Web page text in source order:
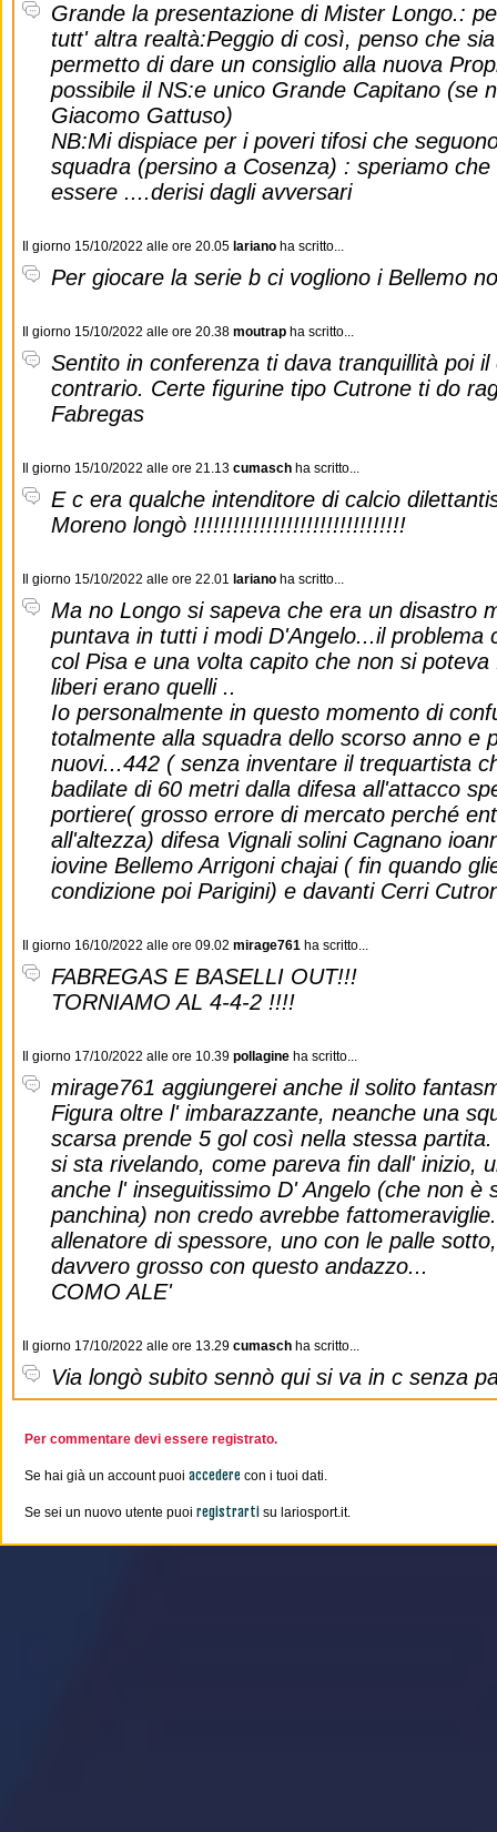
Grande la presentazione di Mister Longo.:
tutt' altra realtà:Peggio di così, penso che
permetto di dare un consiglio alla nuova
possibile il NS:e unico Grande Capitano (se
Giacomo Gattuso)
NB:Mi dispiace per i poveri tifosi che
squadra (persino a Cosenza) : speriamo
essere ....derisi dagli avversari
Il giorno 15/10/2022 alle ore 20.05 lariano ha scritto...
Per giocare la serie b ci vogliono i Bellemo
Il giorno 15/10/2022 alle ore 20.38 moutrap ha scritto...
Sentito in conferenza ti dava tranquillità poi
contrario. Certe figurine tipo Cutrone ti do
Fabregas
Il giorno 15/10/2022 alle ore 21.13 cumasch ha scritto...
E c era qualche intenditore di calcio
Moreno longò !!!!!!!!!!!!!!!!!!!!!!!!!!!!!!!!
Il giorno 15/10/2022 alle ore 22.01 lariano ha scritto...
Ma no Longo si sapeva che era un disastro
puntava in tutti i modi D'Angelo...il problema
col Pisa e una volta capito che non si
liberi erano quelli ..
Io personalmente in questo momento di
totalmente alla squadra dello scorso anno e
nuovi...442 ( senza inventare il trequartista
badilate di 60 metri dalla difesa all'attacco
portiere( grosso errore di mercato perché
all'altezza) difesa Vignali solini Cagnano
iovine Bellemo Arrigoni chajai ( fin quando
condizione poi Parigini) e davanti Cerri
Il giorno 16/10/2022 alle ore 09.02 mirage761 ha scritto...
FABREGAS E BASELLI OUT!!!
TORNIAMO AL 4-4-2 !!!!
Il giorno 17/10/2022 alle ore 10.39 pollagine ha scritto...
mirage761 aggiungerei anche il solito
Figura oltre l' imbarazzante, neanche una
scarsa prende 5 gol così nella stessa
si sta rivelando, come pareva fin dall' inizio,
anche l' inseguitissimo D' Angelo (che non è
panchina) non credo avrebbe
allenatore di spessore, uno con le palle
davvero grosso con questo andazzo...
COMO ALE'
Il giorno 17/10/2022 alle ore 13.29 cumasch ha scritto...
Via longò subito sennò qui si va in c senza
Per commentare devi essere registrato.
Se hai già un account puoi accedere con i tuoi dati.
Se sei un nuovo utente puoi registrarti su lariosport.it.